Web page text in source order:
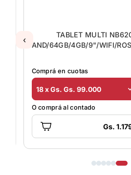
AVENGERS
TABLET MULTI
AND/64GB/4GB/9"/WIFI/
Comprá en cuotas
18 x Gs. Gs. 99.000
O comprá al contado
Gs.
‹